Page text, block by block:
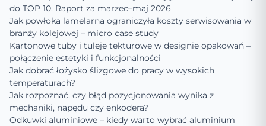
do TOP 10. Raport za marzec–maj 2026
Jak powłoka lamelarna ograniczyła koszty serwisowania w
branży kolejowej – micro case study
Kartonowe tuby i tuleje tekturowe w designie opakowań –
połączenie estetyki i funkcjonalności
Jak dobrać łożysko ślizgowe do pracy w wysokich
temperaturach?
Jak rozpoznać, czy błąd pozycjonowania wynika z
mechaniki, napędu czy enkodera?
Odkuwki aluminiowe – kiedy warto wybrać aluminium